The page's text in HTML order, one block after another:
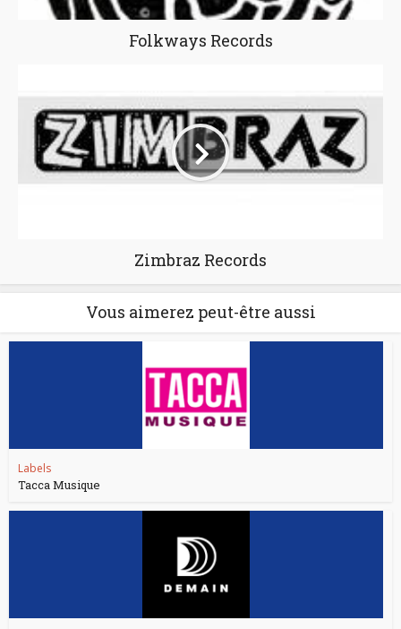
Folkways Records
Zimbraz Records
Vous aimerez peut-être aussi
Labels
Tacca Musique